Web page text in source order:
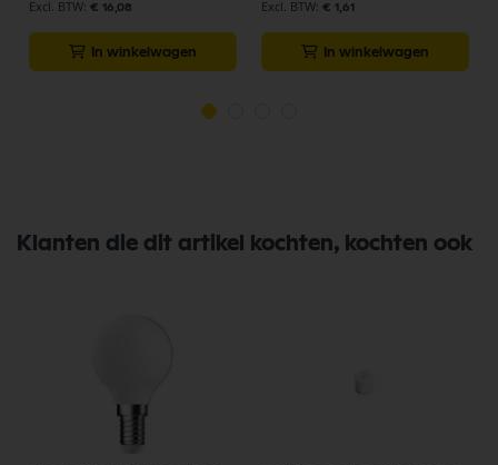
€ 16,08
In winkelwagen
€ 1,61
In winkelwagen
Klanten die dit artikel kochten, kochten ook